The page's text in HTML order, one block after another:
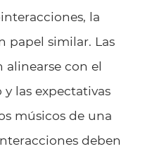
la
papel similar. Las
con el
las expectativas
músicos de una
deben